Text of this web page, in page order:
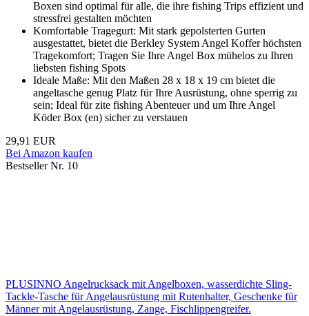
Boxen sind optimal für alle, die ihre fishing Trips effizient und
stressfrei gestalten möchten
Komfortable Tragegurt: Mit stark gepolsterten Gurten
ausgestattet, bietet die Berkley System Angel Koffer höchsten
Tragekomfort; Tragen Sie Ihre Angel Box mühelos zu Ihren
liebsten fishing Spots
Ideale Maße: Mit den Maßen 28 x 18 x 19 cm bietet die
angeltasche genug Platz für Ihre Ausrüstung, ohne sperrig zu
sein; Ideal für zite fishing Abenteuer und um Ihre Angel
Köder Box (en) sicher zu verstauen
29,91 EUR
Bei Amazon kaufen
Bestseller Nr. 10
PLUSINNO Angelrucksack mit Angelboxen, wasserdichte Sling-
Tackle-Tasche für Angelausrüstung mit Rutenhalter, Geschenke für
Männer mit Angelausrüstung, Zange, Fischlippengreifer.